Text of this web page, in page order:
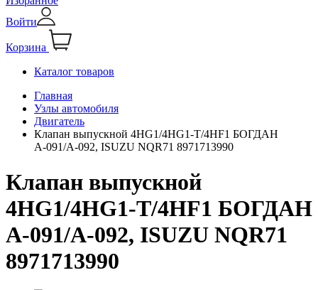
Войти
Корзина
Каталог товаров
Главная
Узлы автомобиля
Двигатель
Клапан выпускной 4HG1/4HG1-T/4HF1 БОГДАН
А-091/А-092, ISUZU NQR71 8971713990
Клапан выпускной
4HG1/4HG1-T/4HF1 БОГДАН
А-091/А-092, ISUZU NQR71
8971713990